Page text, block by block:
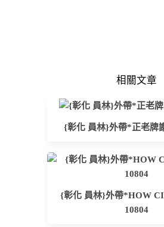
相關文章
{彰化 員林}外帶*正老牌
{彰化 員林}外帶*HOW
10804